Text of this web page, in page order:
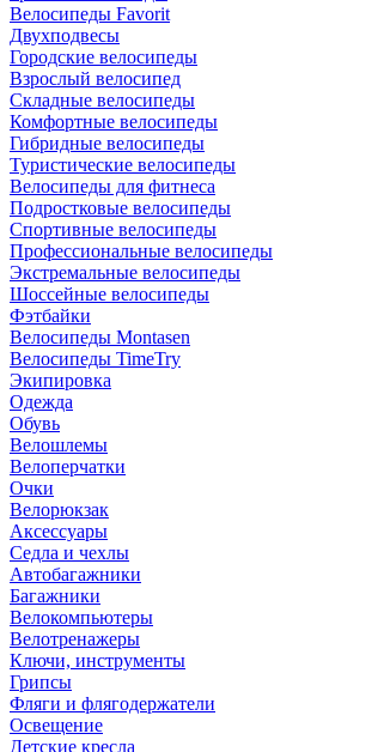
Велосипеды Favorit
Двухподвесы
Городские велосипеды
Взрослый велосипед
Складные велосипеды
Комфортные велосипеды
Гибридные велосипеды
Туристические велосипеды
Велосипеды для фитнеса
Подростковые велосипеды
Спортивные велосипеды
Профессиональные велосипеды
Экстремальные велосипеды
Шоссейные велосипеды
Фэтбайки
Велосипеды Montasen
Велосипеды TimeTry
Экипировка
Одежда
Обувь
Велошлемы
Велоперчатки
Очки
Велорюкзак
Аксессуары
Седла и чехлы
Автобагажники
Багажники
Велокомпьютеры
Велотренажеры
Ключи, инструменты
Грипсы
Фляги и флягодержатели
Освещение
Детские кресла